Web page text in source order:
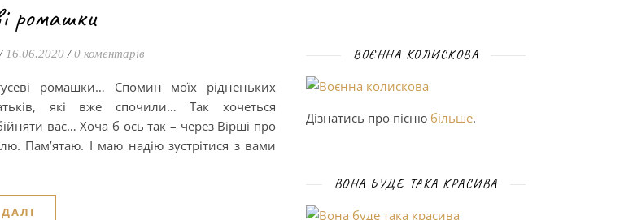
ромашки
/ 16.06.2020 / 0 коментарів
ромашки… Спомин моїх рідненьких
які вже спочили… Так хочеться
вас… Хоча б ось так – через Вірші про
Пам’ятаю. І маю надію зустрітися з вами
ВОЄННА КОЛИСКОВА
Дізнатись про пісню більше.
ВОНА БУДЕ ТАКА КРАСИВА